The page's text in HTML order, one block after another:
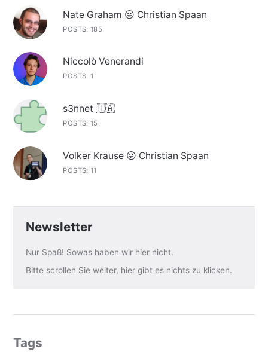
Nate Graham 😛 Christian Spaan
POSTS: 185
Niccolò Venerandi
POSTS: 1
s3nnet 🇺🇦
POSTS: 15
Volker Krause 😛 Christian Spaan
POSTS: 11
Newsletter
Nur Spaß! Sowas haben wir hier nicht.
Bitte scrollen Sie weiter, hier gibt es nichts zu klicken.
Tags